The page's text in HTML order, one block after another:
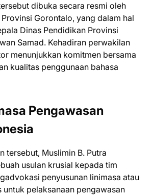
dibuka secara resmi oleh
Gorontalo, yang dalam hal
Dinas Pendidikan Provinsi
Samad. Kehadiran perwakilan
menunjukkan komitmen bersama
kualitas penggunaan bahasa
Pengawasan
tersebut, Muslimin B. Putra
usulan krusial kepada tim
penyusunan linimasa atau
untuk pelaksanaan pengawasan